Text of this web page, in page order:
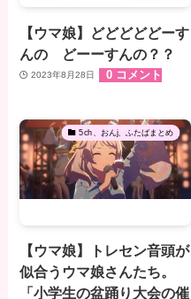
【ウマ娘】どどどどどーす
んの どーーすんの？？
2023年8月28日 0 コメント
5ch、おんj、ふたばまとめ
【ウマ娘】トレセン音頭が
似合うウマ娘さんたち。
「小学生の盆踊り大会の催